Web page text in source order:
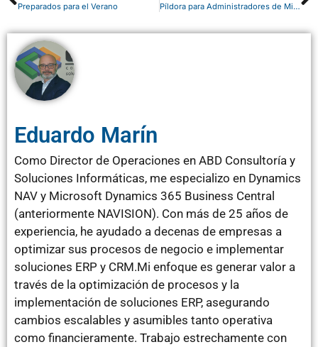
Preparados para el Verano Píldora para Administradores de Microsoft 365: consejos para disfrutar del Verano
Eduardo Marín
Como Director de Operaciones en ABD Consultoría y
Soluciones Informáticas, me especializo en Dynamics
NAV y Microsoft Dynamics 365 Business Central
(anteriormente NAVISION). Con más de 25 años de
experiencia, he ayudado a decenas de empresas a
optimizar sus procesos de negocio e implementar
soluciones ERP y CRM.Mi enfoque es generar valor a
través de la optimización de procesos y la
implementación de soluciones ERP, asegurando
cambios escalables y asumibles tanto operativa
como financieramente. Trabajo estrechamente con